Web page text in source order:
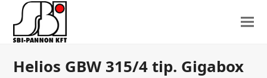
Helios GBW 315/4 tip. Gigabox